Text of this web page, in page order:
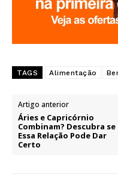
TAGS Alimentação
Artigo anterior
Áries e Capricórnio
Combinam? Descubra se
Essa Relação Pode Dar
Certo